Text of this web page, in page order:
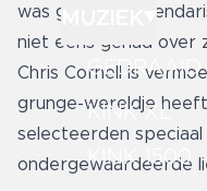
GEDRAAID
KINK XL
KINK 1500
was gewoon
niet eens gehad over
Chris Cornell is
grunge-wereldje
selecteerden
ondergewaardeerde